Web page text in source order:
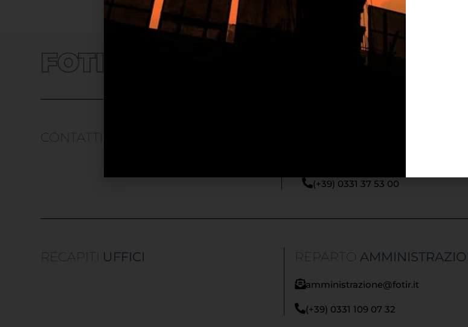
CONTATTI
(+39) 0331 37 53 00
RECAPITI UFFICI REPARTO
amministrazione@fotir.it
(+39) 0331 109 07 32